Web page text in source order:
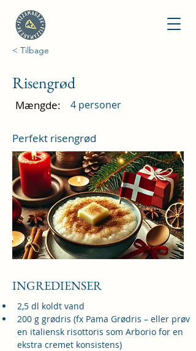
< Tilbage
Risengrød
Mængde: 4 personer
Perfekt risengrød
INGREDIENSER
2,5 dl koldt vand
200 g grødris (fx Pama Grødris – eller prøv
en italiensk risottoris som Arborio for en
ekstra cremet konsistens)